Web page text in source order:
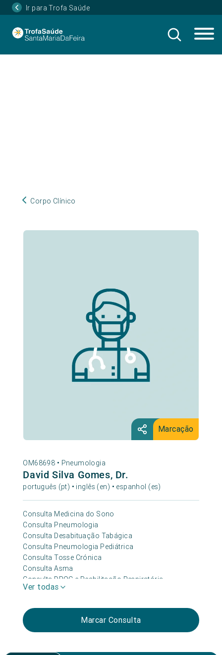
Ir para Trofa Saúde
Corpo Clínico
Marcação
OM68698 • Pneumologia
David Silva Gomes, Dr.
português (pt) • inglês (en) • espanhol (es)
Consulta Medicina do Sono
Consulta Pneumologia
Consulta Desabituação Tabágica
Consulta Pneumologia Pediátrica
Consulta Tosse Crónica
Consulta Asma
Consulta DPOC e Reabilitação Respiratória
Ver todas
Marcar Consulta